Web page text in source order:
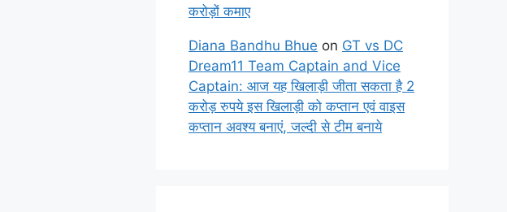
करोड़ों कमाए
Diana Bandhu Bhue on GT vs DC
Dream11 Team Captain and Vice
Captain: आज यह खिलाड़ी जीता सकता है 2
करोड़ रुपये इस खिलाड़ी को कप्तान एवं वाइस
कप्तान अवश्य बनाएं, जल्दी से टीम बनाये